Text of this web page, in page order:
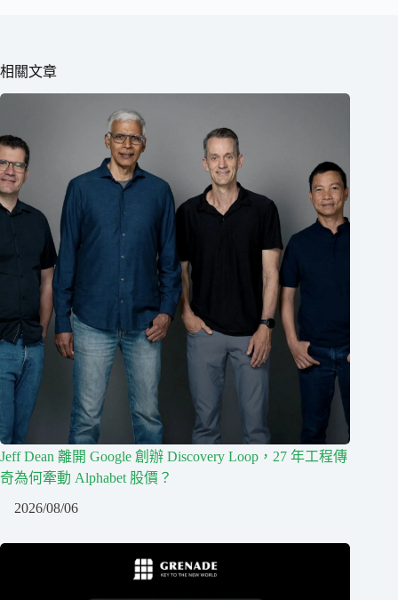
相關文章
Jeff Dean 離開 Google 創辦 Discovery Loop，27 年工程傳
奇為何牽動 Alphabet 股價？
2026/08/06